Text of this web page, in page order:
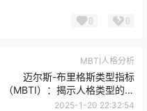
0 0
MBTI人格分析
迈尔斯-布里格斯类型指标
（MBTI）：揭示人格类型的心
理学工具
2025-1-20 22:32:54